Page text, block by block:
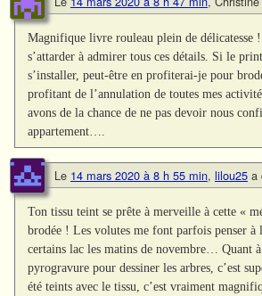
Magnifique livre rouleau plein de délicatesse
s’attarder à admirer tous ces détails. Si le
s’installer, peut-être en profiterai-je pour
profitant de l’annulation de toutes mes
avons de la chance de ne pas devoir nous
appartement….
Le 14 mars 2020 à 8 h 55 min, lilou25 a
Ton tissu teint se prête à merveille à cette «
brodée ! Les volutes me font parfois penser à
certains lac les matins de novembre… Quant
pyrogravure pour dessiner les arbres, c’est
été teints avec le tissu, c’est vraiment